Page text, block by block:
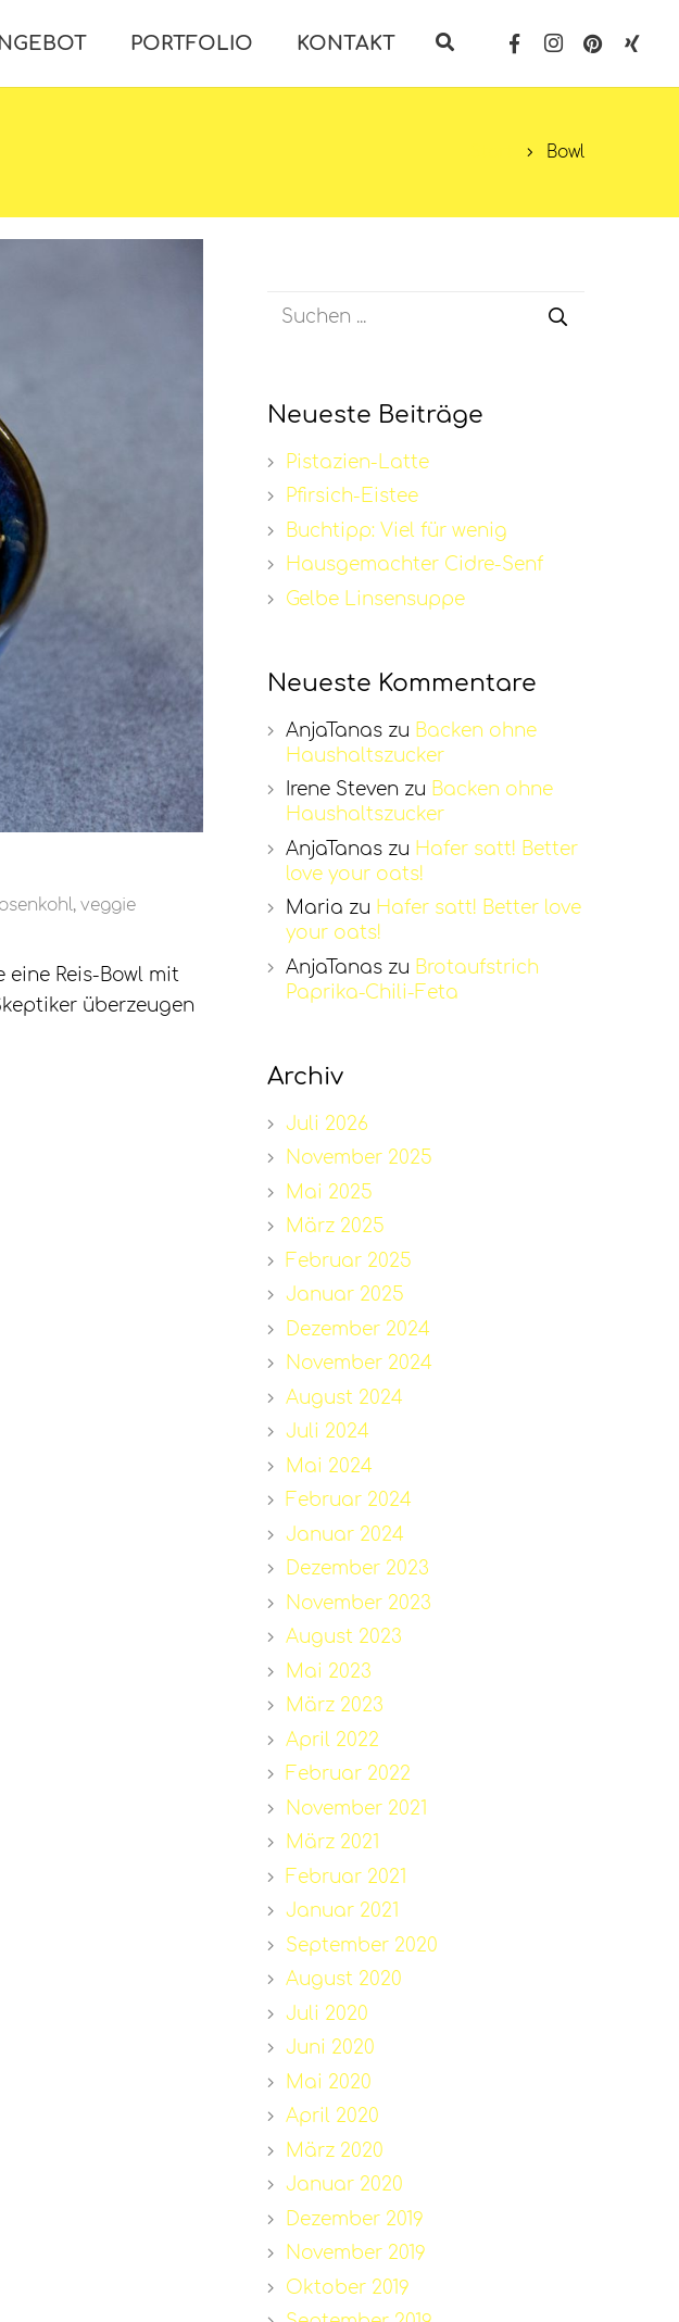
PORTFOLIO KONTAKT
Bowl
,veggie
eine Reis-Bowl mit
überzeugen
Neueste Beiträge
Pistazien-Latte
Pfirsich-Eistee
Buchtipp: Viel für wenig
Hausgemachter Cidre-Senf
Gelbe Linsensuppe
Neueste Kommentare
AnjaTanaszu Backen ohne
Haushaltszucker
Irene Steven zu Backen ohne
Haushaltszucker
AnjaTanaszu Hafer satt! Better
love your oats!
Maria zu Hafer satt! Better love
your oats!
AnjaTanaszu Brotaufstrich
Paprika-Chili-Feta
Archiv
Juli 2026
November 2025
Mai 2025
März 2025
Februar 2025
Januar 2025
Dezember 2024
November 2024
August 2024
Juli 2024
Mai 2024
Februar 2024
Januar 2024
Dezember 2023
November 2023
August 2023
Mai 2023
März 2023
April 2022
Februar 2022
November 2021
März 2021
Februar 2021
Januar 2021
September 2020
August 2020
Juli 2020
Juni 2020
Mai 2020
April 2020
März 2020
Januar 2020
Dezember 2019
November 2019
Oktober 2019